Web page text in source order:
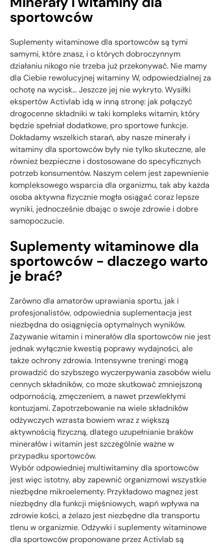
sportowców
Suplementy witaminowe dla sportowców są tymi
samymi, które znasz, i o których dobroczynnym
działaniu nikogo nie trzeba już przekonywać. Nie mamy
dla Ciebie rewolucyjnej witaminy W, odpowiedzialnej za
ochotę na wycisk… Jeszcze jej nie wykryto. Wysiłki
ekspertów Activlab idą w inną stronę: jak połączyć
drogocenne składniki w taki kompleks witamin, który
będzie spełniał dodatkowe, pro sportowe funkcje.
Dokładamy wszelkich starań, aby nasze minerały i
witaminy dla sportowców były nie tylko skuteczne, ale
również bezpieczne i dostosowane do specyficznych
potrzeb konsumentów. Naszym celem jest zapewnienie
kompleksowego wsparcia dla organizmu, tak aby każda
osoba aktywna fizycznie mogła osiągać coraz lepsze
wyniki, jednocześnie dbając o swoje zdrowie i dobre
samopoczucie.
Suplementy witaminowe dla
sportowców - dlaczego warto
je brać?
Zarówno dla amatorów uprawiania sportu, jak i
profesjonalistów, odpowiednia suplementacja jest
niezbędna do osiągnięcia optymalnych wyników.
Zażywanie witamin i minerałów dla sportowców nie jest
jednak wyłącznie kwestią poprawy wydajności, ale
także ochrony zdrowia. Intensywne treningi mogą
prowadzić do szybszego wyczerpywania zasobów wielu
cennych składników, co może skutkować zmniejszoną
odpornością, zmęczeniem, a nawet przewlekłymi
kontuzjami. Zapotrzebowanie na wiele składników
odżywczych wzrasta bowiem wraz z większą
aktywnością fizyczną, dlatego uzupełnianie braków
minerałów i witamin jest szczególnie ważne w
przypadku sportowców.
Wybór odpowiedniej multiwitaminy dla sportowców
jest więc istotny, aby zapewnić organizmowi wszystkie
niezbędne mikroelementy. Przykładowo magnez jest
niezbędny dla funkcji mięśniowych, wapń wpływa na
zdrowie kości, a żelazo jest niezbędne dla transportu
tlenu w organizmie. Odżywki i suplementy witaminowe
dla sportowców proponowane przez Activlab są